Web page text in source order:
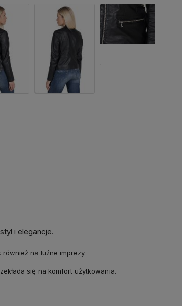
i elegancje.
na luźne imprezy.
się na komfort użytkowania.